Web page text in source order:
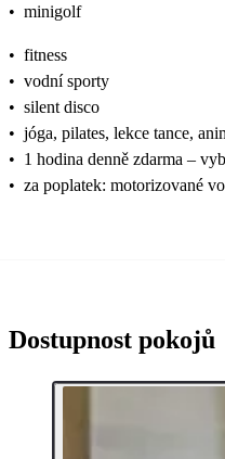
• minigolf
• fitness
• vodní sporty
• silent disco
• jóga, pilates, lekce tance,
• 1 hodina denně zdarma –
• za poplatek: motorizované
Dostupnost pokojů